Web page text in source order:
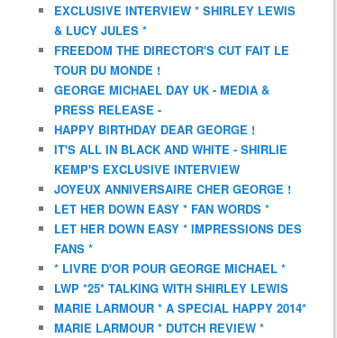
EXCLUSIVE INTERVIEW * SHIRLEY LEWIS
& LUCY JULES *
FREEDOM THE DIRECTOR'S CUT FAIT LE
TOUR DU MONDE !
GEORGE MICHAEL DAY UK - MEDIA &
PRESS RELEASE -
HAPPY BIRTHDAY DEAR GEORGE !
IT'S ALL IN BLACK AND WHITE - SHIRLIE
KEMP'S EXCLUSIVE INTERVIEW
JOYEUX ANNIVERSAIRE CHER GEORGE !
LET HER DOWN EASY * FAN WORDS *
LET HER DOWN EASY * IMPRESSIONS DES
FANS *
* LIVRE D'OR POUR GEORGE MICHAEL *
LWP *25* TALKING WITH SHIRLEY LEWIS
MARIE LARMOUR * A SPECIAL HAPPY 2014*
MARIE LARMOUR * DUTCH REVIEW *